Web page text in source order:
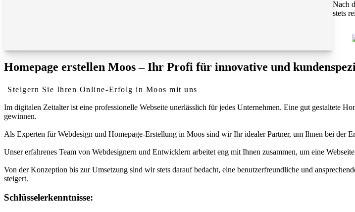
Nach
stets
Homepage erstellen Moos – Ihr Profi für innovative und
Steigern Sie Ihren Online-Erfolg in Moos mit uns
Im digitalen Zeitalter ist eine professionelle Webseite unerlässlich für jedes Unternehmen. Eine gut gestaltete
gewinnen.
Als Experten für Webdesign und Homepage-Erstellung in Moos sind wir Ihr idealer Partner, um Ihnen bei der
Unser erfahrenes Team von Webdesignern und Entwicklern arbeitet eng mit Ihnen zusammen, um eine
Von der Konzeption bis zur Umsetzung sind wir stets darauf bedacht, eine benutzerfreundliche und
steigert.
Schlüsselerkenntnisse: